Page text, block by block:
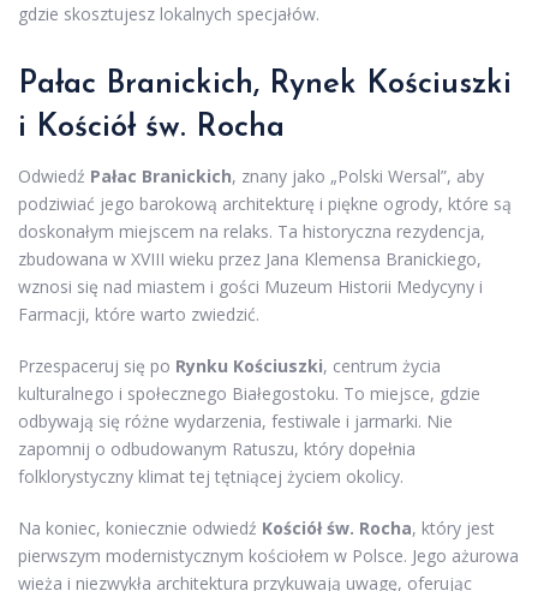
gdzie skosztujesz lokalnych specjałów.
Pałac Branickich, Rynek Kościuszki
i Kościół św. Rocha
Odwiedź Pałac Branickich, znany jako „Polski Wersal”, aby
podziwiać jego barokową architekturę i piękne ogrody, które są
doskonałym miejscem na relaks. Ta historyczna rezydencja,
zbudowana w XVIII wieku przez Jana Klemensa Branickiego,
wznosi się nad miastem i gości Muzeum Historii Medycyny i
Farmacji, które warto zwiedzić.
Przespaceruj się po Rynku Kościuszki, centrum życia
kulturalnego i społecznego Białegostoku. To miejsce, gdzie
odbywają się różne wydarzenia, festiwale i jarmarki. Nie
zapomnij o odbudowanym Ratuszu, który dopełnia
folklorystyczny klimat tej tętniącej życiem okolicy.
Na koniec, koniecznie odwiedź Kościół św. Rocha, który jest
pierwszym modernistycznym kościołem w Polsce. Jego ażurowa
wieża i niezwykła architektura przykuwają uwagę, oferując